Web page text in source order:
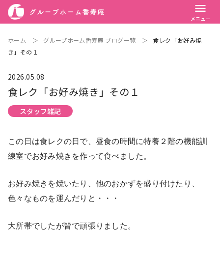
menu
メニュー
ホーム ＞ グループホーム香寿庵 ブログ一覧 ＞
食レク「お好み焼
き」その１
2026.05.08
食レク「お好み焼き」その１
スタッフ雑記
この日は食レクの日で、昼食の時間に特養２階の機能訓
練室でお好み焼きを作って食べました。
お好み焼きを焼いたり、他のおかずを盛り付けたり、
色々なものを運んだりと・・・
大所帯でしたが皆で頑張りました。